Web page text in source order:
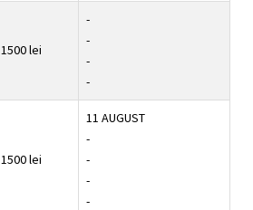
1500 lei
-
-
-
-
1500 lei
11 AUGUST
-
-
-
-